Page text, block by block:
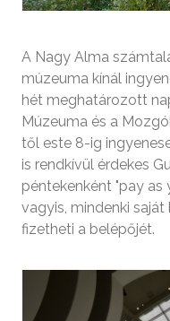
A Nagy Alma
múzeuma kínál
hét meghatározott
Múzeuma és a
től este 8-ig
is rendkívül érdekes
péntekenként "pay as
vagyis, mindenki
fizetheti a belépőjét.